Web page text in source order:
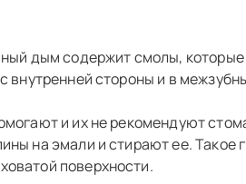
дым содержит смолы,
стороны и в
и их не рекомендуют
на эмали и стирают ее. Такое
поверхности.